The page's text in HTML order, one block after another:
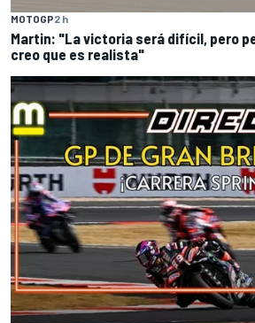
MOTOGP2 h
Martin: "La victoria será difícil, pero
creo que es realista"